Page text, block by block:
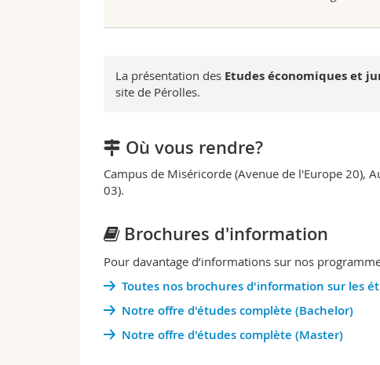
La présentation des Etudes économiques et
site de Pérolles.
Où vous rendre?
Campus de Miséricorde (Avenue de l'Europe 20),
03).
Brochures d'information
Pour davantage d’informations sur nos
Toutes nos brochures d'information sur les
Notre offre d'études complète (Bachelor)
Notre offre d'études complète (Master)